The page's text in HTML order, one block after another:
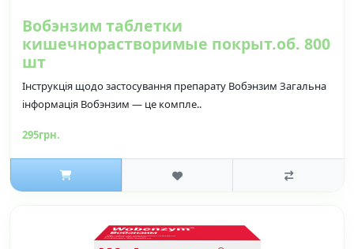
Вобэнзим таблетки
кишечнорастворимые покрыт.об. 800
шт
Інструкція щодо застосування препарату Вобэнзим Загальна
інформація Вобэнзим — це компле..
295грн.